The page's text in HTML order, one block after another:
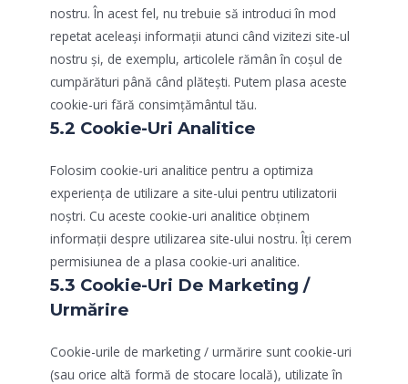
nostru. În acest fel, nu trebuie să introduci în mod
repetat aceleași informații atunci când vizitezi site-ul
nostru și, de exemplu, articolele rămân în coșul de
cumpărături până când plătești. Putem plasa aceste
cookie-uri fără consimțământul tău.
5.2 Cookie-Uri Analitice
Folosim cookie-uri analitice pentru a optimiza
experiența de utilizare a site-ului pentru utilizatorii
noștri. Cu aceste cookie-uri analitice obținem
informații despre utilizarea site-ului nostru. Îți cerem
permisiunea de a plasa cookie-uri analitice.
5.3 Cookie-Uri De Marketing /
Urmărire
Cookie-urile de marketing / urmărire sunt cookie-uri
(sau orice altă formă de stocare locală), utilizate în